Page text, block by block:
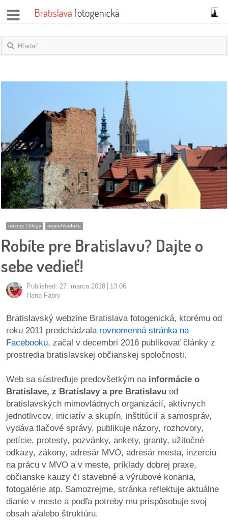
správy
rozhovory
fotky
protesty
granty
kalendár
zákony
mestské
časti
kauzy
konania
stavebné
konania
pripomienkové
konania
dobrá
prax
práca
názory | blogy neprehliadnite
Robíte pre Bratislavu? Dajte o
sebe vedieť!
Published: 27. marca 2018
13:06
Hana Fábry
Bratislavský webzine Bratislava fotogenická, ktorému od
roku 2011 predchádzala rovnomenná stránka na
Facebooku, začal v decembri 2016 publikovať články z
prostredia bratislavskej občianskej spoločnosti.
Web sa sústreďuje predovšetkým na informácie o
Bratislave, z Bratislavy a pre Bratislavu od
bratislavských mimovládnych organizácií, aktívnych
jednotlivcov, iniciatív a skupín, inštitúcií a samospráv,
vydáva tlačové správy, publikuje názory, rozhovory,
petície, protesty, pozvánky, ankety, granty, užitočné
odkazy, zákony, adresár MVO, adresár mesta, inzerciu
na prácu v MVO a v meste, príklady dobrej praxe,
občianske kauzy či stavebné a výrubové konania,
fotogalérie atp. Samozrejme, stránka reflektuje aktuálne
dianie v meste a podľa potreby mu prispôsobuje svoj
obsah a/alebo štruktúru.